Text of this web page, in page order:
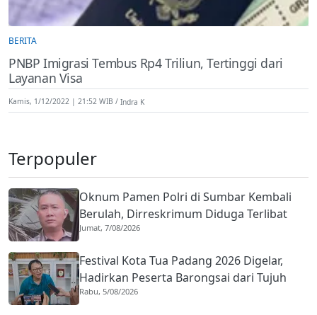
BERITA
PNBP Imigrasi Tembus Rp4 Triliun, Tertinggi dari
Layanan Visa
Kamis, 1/12/2022 | 21:52 WIB Indra K
Terpopuler
Oknum Pamen Polri di Sumbar Kembali
Berulah, Dirreskrimum Diduga Terlibat
Kekerasan dengan Seorang Sopir
Jumat, 7/08/2026
Festival Kota Tua Padang 2026 Digelar,
Hadirkan Peserta Barongsai dari Tujuh
Negara
Rabu, 5/08/2026